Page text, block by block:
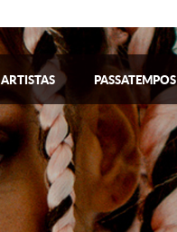
ARTISTAS PASSATEMPOS